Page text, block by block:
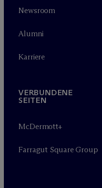
Newsroom
Alumni
Karriere
VERBUNDENE
SEITEN
McDermott+
Farragut Square Group